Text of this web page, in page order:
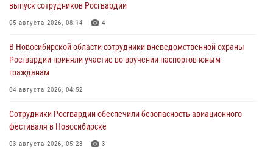
выпуск сотрудников Росгвардии
05 августа 2026, 08:14 4
В Новосибирской области сотрудники вневедомственной охраны
Росгвардии приняли участие во вручении паспортов юным
гражданам
04 августа 2026, 04:52
Сотрудники Росгвардии обеспечили безопасность авиационного
фестиваля в Новосибирске
03 августа 2026, 05:23 3